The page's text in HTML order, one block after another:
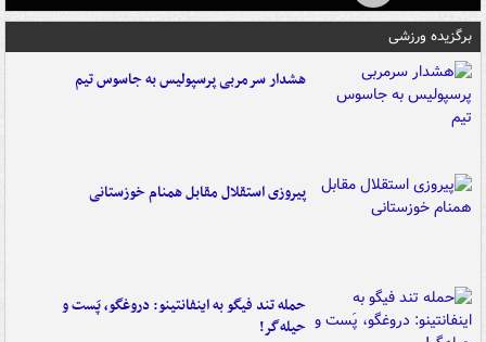
برگزیده ورزشی
هشدار سرمربی پرسپولیس به جاسوس تیم
پیروزی استقلال مقابل همنام خوزستانی
حمله تند فیگو به اینفانتینو: دروغگو، پَست‌ و
حیله‌گر!